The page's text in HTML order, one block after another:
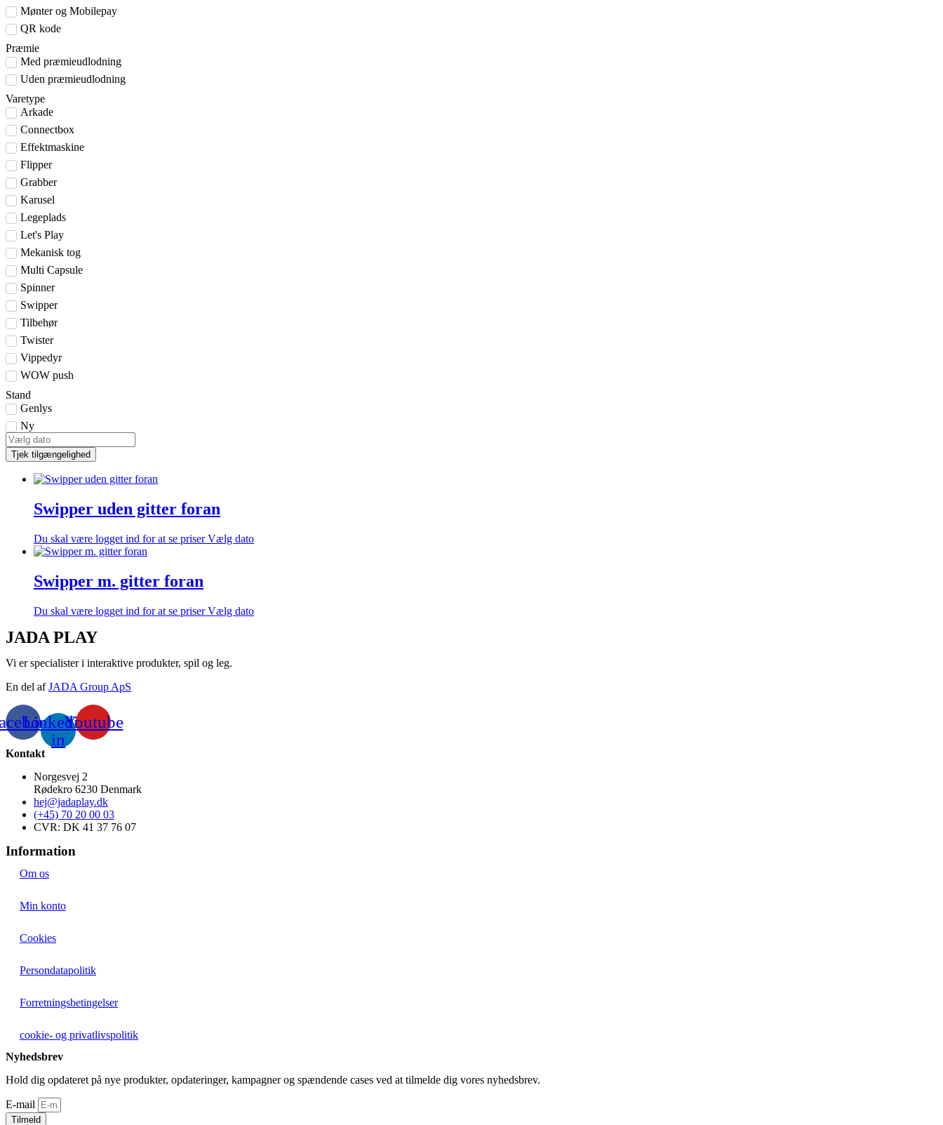
Mønter og Mobilepay
QR kode
Præmie
Med præmieudlodning
Uden præmieudlodning
Varetype
Arkade
Connectbox
Effektmaskine
Flipper
Grabber
Karusel
Legeplads
Let's Play
Mekanisk tog
Multi Capsule
Spinner
Swipper
Tilbehør
Twister
Vippedyr
WOW push
Stand
Genlys
Ny
Tjek tilgængelighed
Swipper uden gitter foran
Du skal være logget ind for at se priser Vælg dato
Swipper m. gitter foran
Du skal være logget ind for at se priser Vælg dato
JADA PLAY
Vi er specialister i interaktive produkter, spil og leg.
En del afJADA Group ApS
Linkedin-
in
Youtube
Kontakt
Norgesvej 2
Rødekro 6230 Denmark
hej@jadaplay.dk
(+45) 70 20 00 03
CVR: DK 41 37 76 07
Information
Om os
Min konto
Cookies
Persondatapolitik
Forretningsbetingelser
cookie- og privatlivspolitik
Nyhedsbrev
Hold dig opdateret på nye produkter, opdateringer, kampagner og spændende cases ved at tilmelde dig vores nyhedsbrev.
E-mail
Tilmeld